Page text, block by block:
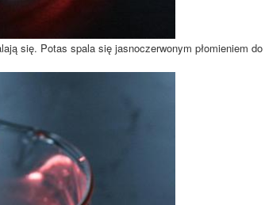
się. Potas spala się jasnoczerwonym płomieniem do